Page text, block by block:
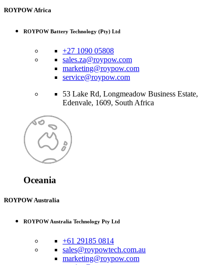
ROYPOW Africa
ROYPOW Battery Technology (Pty) Ltd
+27 1090 05808
sales.za@roypow.com
marketing@roypow.com
service@roypow.com
53 Lake Rd, Longmeadow Business Estate,
Edenvale, 1609, South Africa
Oceania
ROYPOW Australia
ROYPOW Australia Technology Pty Ltd
+61 29185 0814
sales@roypowtech.com.au
marketing@roypow.com